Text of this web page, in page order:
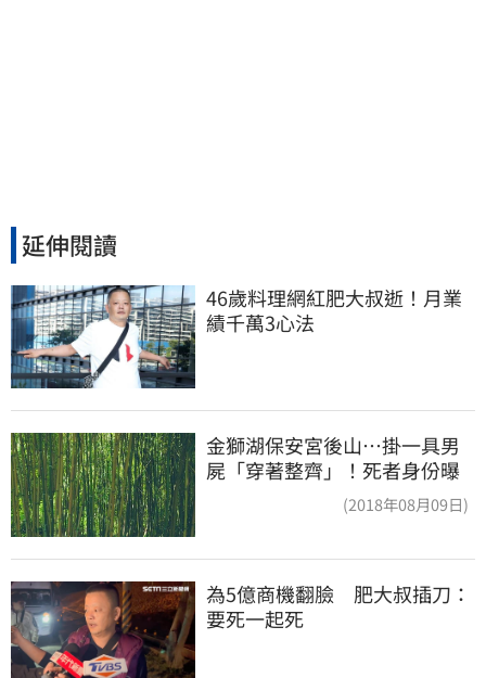
延伸閱讀
46歲料理網紅肥大叔逝！月業
績千萬3心法
金獅湖保安宮後山…掛一具男
屍「穿著整齊」！死者身份曝
(2018年08月09日)
為5億商機翻臉　肥大叔插刀：
要死一起死